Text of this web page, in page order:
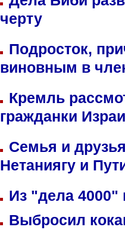
черту
Подросток,
виновным в
Кремль
гражданки
Семья и
Нетаниягу и
Из "дела 4000"
Выбросил